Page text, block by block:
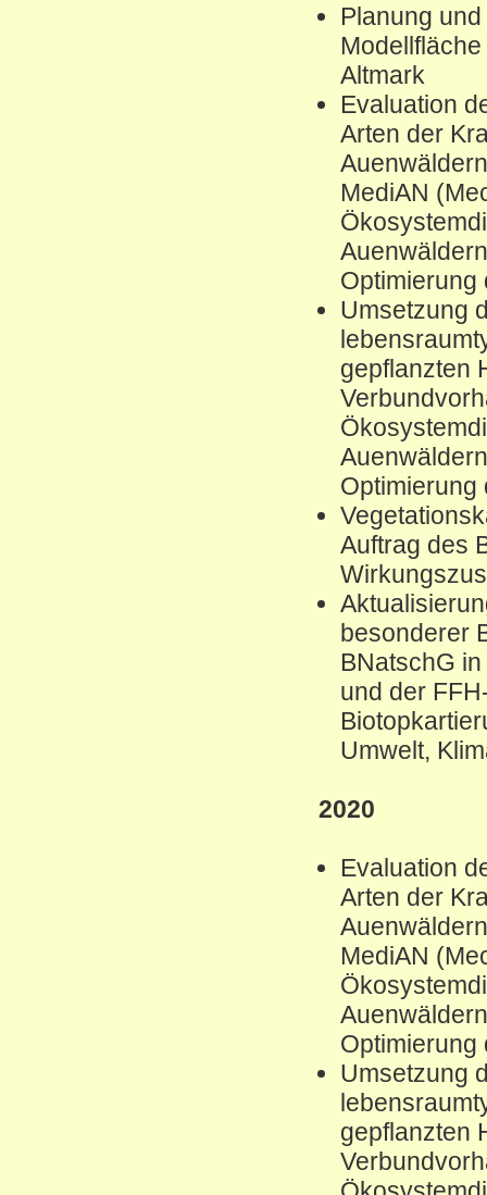
Planung
Altmark
Evaluation
Arten der
MediAN
Optimierung
Umsetzung
gepflanzten
Optimierung
Auftrag des
besonderer
BNatschG
und der
Umwelt,
2020
Evaluation
Arten der
MediAN
Optimierung
Umsetzung
gepflanzten